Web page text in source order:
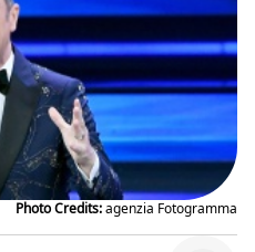
Photo Credits:agenzia Fotogramma